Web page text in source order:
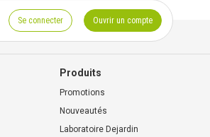
Se connecter Ouvrir un compte
Produits
Promotions
Nouveautés
Laboratoire Dejardin